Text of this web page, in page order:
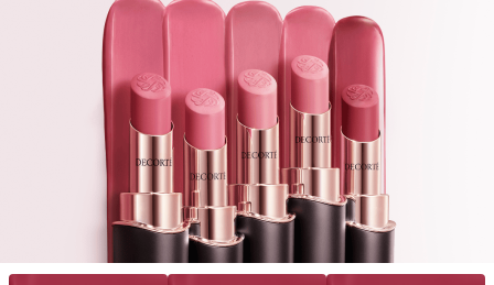
肌と唇の血色感の延長線上にあるシェード。
心まで解きほぐされるような、
クリーミーでなめらかなつけ心地を追求した官能。
極上のタッチで唇に溶け込み、
ふっくらやわらかなボリュームのある唇を演出。
繊細に光を反射し、ほんのりと湿度を感じるルージュです。
唇本来の色味と質感を引き出した上品な仕上がりで、
心弾むような高揚感と美しさがずっとつづきます。
気品あふれるルージュを纏い、極上の一日を。